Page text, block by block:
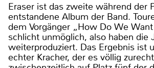
Eraser ist das zweite während der
entstandene Album der Band.
dem Vorgänger „How Do We Want
schlicht unmöglich, also haben die
weiterproduziert. Das Ergebnis ist
echter Kracher, der es völlig zurecht